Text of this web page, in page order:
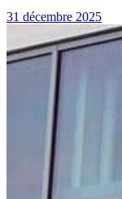
31 décembre 2025